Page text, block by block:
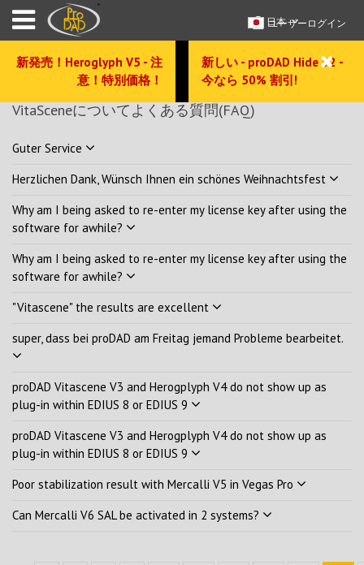
ユーザーログイン
日本
新発売！Heroglyph V5 - 注
意！特別価格！
新しい - proDAD Hide V2 -
今なら 50% 割引!
VitaSceneについてよくある質問(FAQ)
Guter Service
Herzlichen Dank, Wünsch Ihnen ein schönes Weihnachtsfest
Why am I being asked to re-enter my license key after using the
software for awhile?
Why am I being asked to re-enter my license key after using the
software for awhile?
"Vitascene" the results are excellent
super, dass bei proDAD am Freitag jemand Probleme bearbeitet.
proDAD Vitascene V3 and Herogplyph V4 do not show up as
plug-in within EDIUS 8 or EDIUS 9
proDAD Vitascene V3 and Herogplyph V4 do not show up as
plug-in within EDIUS 8 or EDIUS 9
Poor stabilization result with Mercalli V5 in Vegas Pro
Can Mercalli V6 SAL be activated in 2 systems?